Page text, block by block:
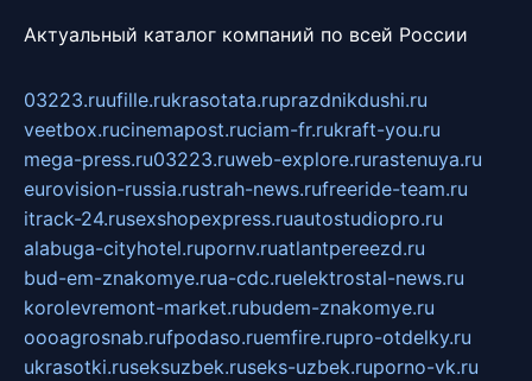
Актуальный каталог компаний по всей России
03223.ruufille.rukrasotata.ruprazdnikdushi.ru
veetbox.rucinemapost.ruciam-fr.rukraft-you.ru
mega-press.ru03223.ruweb-explore.rurastenuya.ru
eurovision-russia.rustrah-news.rufreeride-team.ru
itrack-24.rusexshopexpress.ruautostudiopro.ru
alabuga-cityhotel.rupornv.ruatlantpereezd.ru
bud-em-znakomye.rua-cdc.ruelektrostal-news.ru
korolevremont-market.rubudem-znakomye.ru
oooagrosnab.rufpodaso.ruemfire.rupro-otdelky.ru
ukrasotki.ruseksuzbek.ruseks-uzbek.ruporno-vk.ru